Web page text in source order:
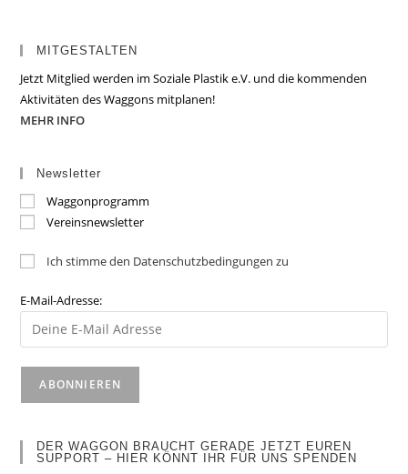
MITGESTALTEN
Jetzt Mitglied werden im Soziale Plastik e.V. und die kommenden
Aktivitäten des Waggons mitplanen!
MEHR INFO
Newsletter
Waggonprogramm
Vereinsnewsletter
Ich stimme den Datenschutzbedingungen zu
E-Mail-Adresse:
DER WAGGON BRAUCHT GERADE JETZT EUREN
SUPPORT – HIER KÖNNT IHR FÜR UNS SPENDEN